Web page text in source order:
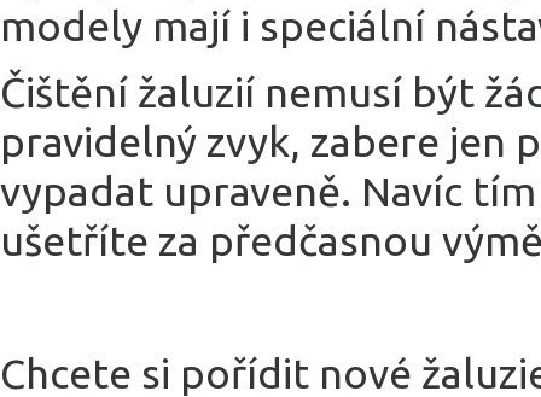
modely mají i speciální
Čištění žaluzií nemusí být
pravidelný zvyk, zabere jen
vypadat upraveně. Navíc
ušetříte za předčasnou
Chcete si pořídit nové